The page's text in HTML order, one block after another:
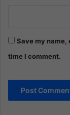
Save my name,
time I comment.